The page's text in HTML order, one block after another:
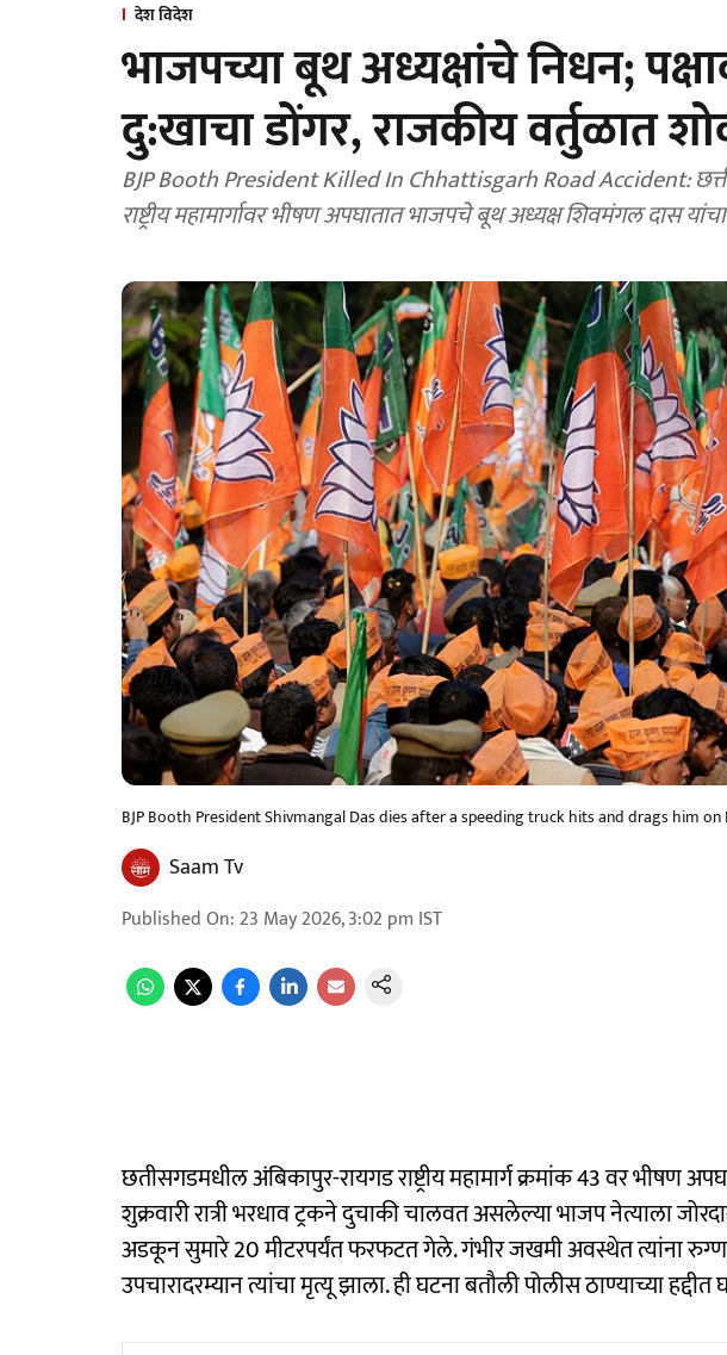
देश विदेश
भाजपच्या बूथ अध्यक्षांचे निधन;
दु:खाचा डोंगर, राजकीय वर्तुळात
BJP Booth President Killed In Chhattisgarh Road Accident:
राष्ट्रीय महामार्गावर भीषण अपघातात भाजपचे बूथ अध्यक्ष शिवमंगल दास
BJP Booth President Shivmangal Das dies after a speeding truck hits and drags him
Saam Tv
Published On: 23 May 2026, 3:02 pm IST
छतीसगडमधील अंबिकापुर-रायगड राष्ट्रीय महामार्ग क्रमांक 43 वर भीषण
शुक्रवारी रात्री भरधाव ट्रकने दुचाकी चालवत असलेल्या भाजप नेत्याला
अडकून सुमारे 20 मीटरपर्यंत फरफटत गेले. गंभीर जखमी अवस्थेत त्यांना
उपचारादरम्यान त्यांचा मृत्यू झाला. ही घटना बतौली पोलीस ठाण्याच्या